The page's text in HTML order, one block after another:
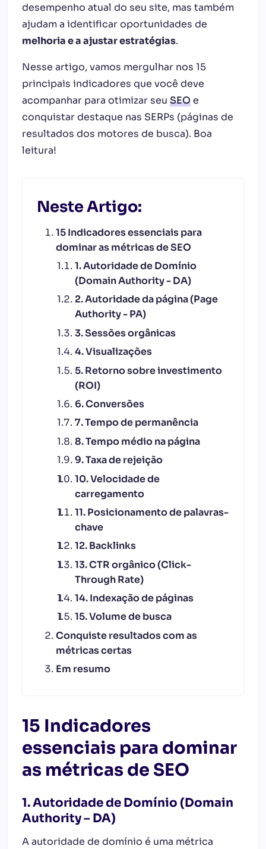
desempenho atual do seu site, mas também
ajudam a identificar oportunidades de
melhoria e a ajustar estratégias.
Nesse artigo, vamos mergulhar nos 15
principais indicadores que você deve
acompanhar para otimizar seu SEOe
conquistar destaque nas SERPs (páginas de
resultados dos motores de busca). Boa
leitura!
Neste Artigo:
15 Indicadores essenciais para
dominar as métricas de SEO
1. Autoridade de Domínio
(Domain Authority - DA)
2. Autoridade da página (Page
Authority - PA)
3. Sessões orgânicas
4. Visualizações
5. Retorno sobre investimento
(ROI)
6. Conversões
7. Tempo de permanência
8. Tempo médio na página
9. Taxa de rejeição
10. Velocidade de
carregamento
11. Posicionamento de palavras-
chave
12. Backlinks
13. CTR orgânico (Click-
Through Rate)
14. Indexação de páginas
15. Volume de busca
Conquiste resultados com as
métricas certas
Em resumo
15 Indicadores
essenciais para dominar
as métricas de SEO
1. Autoridade de Domínio (Domain
Authority – DA)
A autoridade de domínio é uma métrica